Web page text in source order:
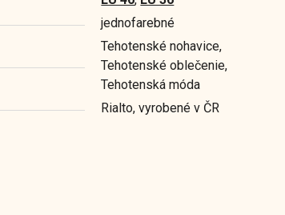
jednofarebné
Tehotenské nohavice,
Tehotenské oblečenie,
Tehotenská móda
Rialto, vyrobené v ČR